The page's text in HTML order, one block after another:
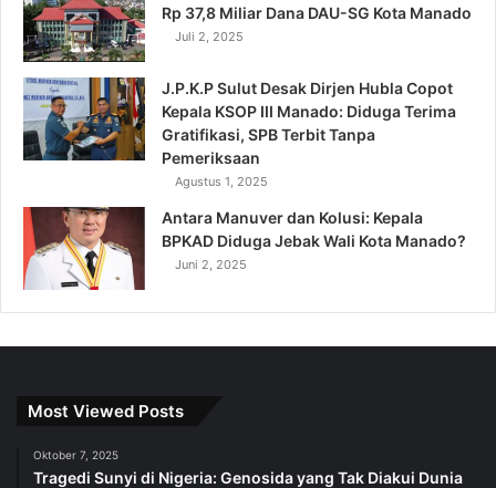
Rp 37,8 Miliar Dana DAU-SG Kota Manado
Juli 2, 2025
J.P.K.P Sulut Desak Dirjen Hubla Copot
Kepala KSOP III Manado: Diduga Terima
Gratifikasi, SPB Terbit Tanpa
Pemeriksaan
Agustus 1, 2025
Antara Manuver dan Kolusi: Kepala
BPKAD Diduga Jebak Wali Kota Manado?
Juni 2, 2025
Most Viewed Posts
Oktober 7, 2025
Tragedi Sunyi di Nigeria: Genosida yang Tak Diakui Dunia